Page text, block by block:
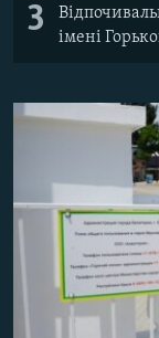
3
імені